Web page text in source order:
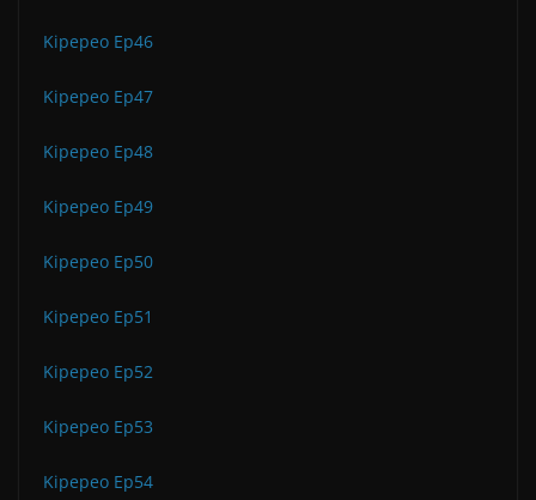
Kipepeo Ep46
Kipepeo Ep47
Kipepeo Ep48
Kipepeo Ep49
Kipepeo Ep50
Kipepeo Ep51
Kipepeo Ep52
Kipepeo Ep53
Kipepeo Ep54